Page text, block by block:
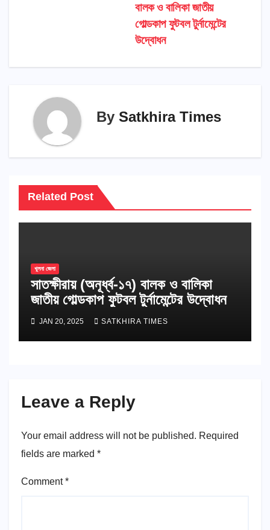
বালক ও বালিকা জাতীয়
গোল্ডকাপ ফুটবল টুর্নামেন্টের
উদ্বোধন
By Satkhira Times
Related Post
খুলনা জেলা
সাতক্ষীরায় (অনূর্ধ্ব-১৭) বালক ও বালিকা
জাতীয় গোল্ডকাপ ফুটবল টুর্নামেন্টের উদ্বোধন
JAN 20, 2025 SATKHIRA TIMES
Leave a Reply
Your email address will not be published. Required
fields are marked *
Comment*